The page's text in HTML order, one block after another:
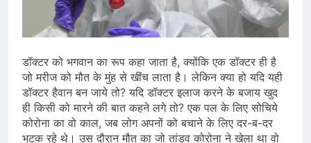
प्रदर्शन तेज़, PM आवास मार्च रोका गया,
सरकार से तीन बड़ी मांगें
August 5, 2026
सावन और आगामी त्योहारों को लेकर देशभर में
धार्मिक आयोजनों की धूम
August 4, 2026
राष्ट्रीय हथकरघा दिवस की तैयारियाँ तेज़,
देशभर में विशेष कार्यक्रमों के जरिए भारतीय
बुनकरों और पारंपरिक वस्त्रों को मिलेगा बढ़ावा
August 2, 2026
डॉक्टर को भगवान का रूप कहा जाता है, क्योंकि एक डॉक्टर ही है
जो मरीज को मौत के मुंह से खींच लाता है। लेकिन क्या हो यदि यही
डॉक्टर हैवान बन जाये तो? यदि डॉक्टर इलाज करने के बजाय खुद
ही किसी को मारने की बात कहने लगे तो? एक पल के लिए सोचिये
कोरोना का वो काल, जब लोग अपनों को बचाने के लिए दर-ब-दर
भटक रहे थे। उस दौरान मौत का जो तांडव कोरोना ने खेला था वो